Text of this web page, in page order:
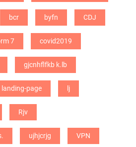
bcr byfn CDJ
7 covid2019
gjcnhflfkb k.lb
landing-page lj
Rjv
ujhjcrjg VPN